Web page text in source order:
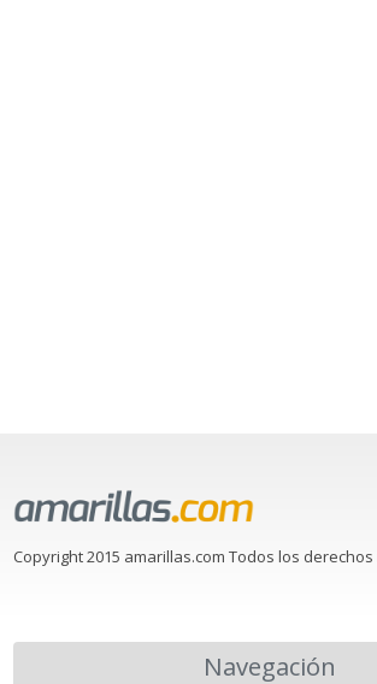
Copyright 2015 amarillas.com Todos los
Navegación